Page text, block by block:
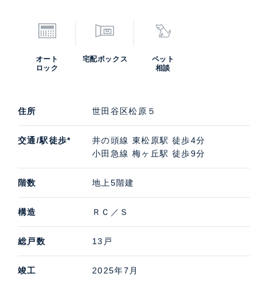
オート
ロック
宅配ボックス
ペット
相談
住所 世田谷区松原５
交通/駅徒歩*
井の頭線 東松原駅 徒歩4分
小田急線 梅ヶ丘駅 徒歩9分
階数 地上5階建
構造 ＲＣ／Ｓ
総戸数 13戸
竣工 2025年7月